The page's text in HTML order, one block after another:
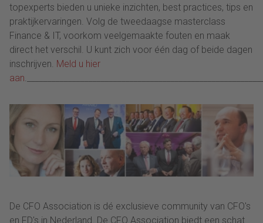
topexperts bieden u unieke inzichten, best practices, tips en
praktijkervaringen. Volg de tweedaagse masterclass
Finance & IT, voorkom veelgemaakte fouten en maak
direct het verschil. U kunt zich voor één dag of beide dagen
inschrijven. Meld u hier
aan
De CFO Association is dé exclusieve community van CFO's
en FD's in Nederland. De CFO Association biedt een schat